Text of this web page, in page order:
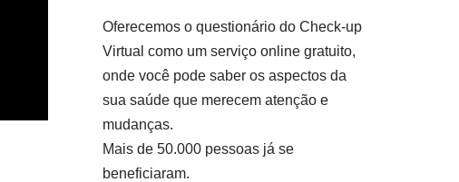
Oferecemos o questionário do Check-up
Virtual como um serviço online gratuito,
onde você pode saber os aspectos da
sua saúde que merecem atenção e
mudanças.
Mais de 50.000 pessoas já se
beneficiaram.